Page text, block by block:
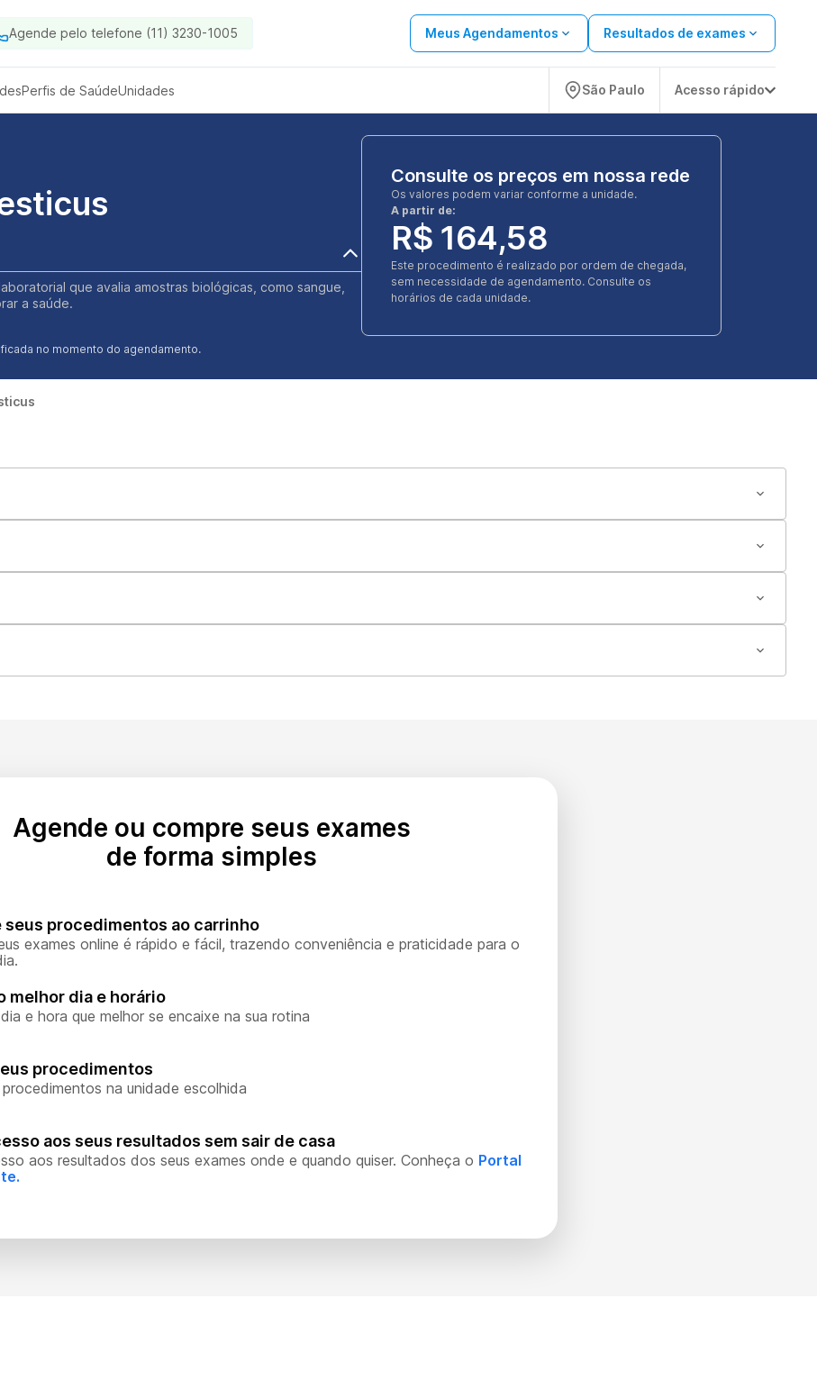
Agende pelo telefone (11) 3230-1005 Meus Agendamentos Resultados de exames
Perfis de SaúdeUnidades São Paulo Acesso rápido
que avalia amostras biológicas, como sangue,
a saúde.
no momento do agendamento.
Consulte os preços em nossa rede
Os valores podem variar conforme a unidade.
A partir de:
R$ 164,58
Este procedimento é realizado por ordem de chegada,
sem necessidade de agendamento. Consulte os
horários de cada unidade.
Agende ou compre seus exames
de forma simples
procedimentos ao carrinho
exames online é rápido e fácil, trazendo conveniência e praticidade para o
melhor dia e horário
e hora que melhor se encaixe na sua rotina
procedimentos
na unidade escolhida
aos seus resultados sem sair de casa
aos resultados dos seus exames onde e quando quiser. Conheça o Portal